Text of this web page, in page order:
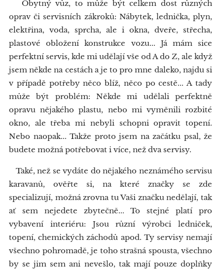
Obytný vůz, to může být celkem dost různých
oprav či servisních zákroků: Nábytek, lednička, plyn,
elektřina, voda, sprcha, ale i okna, dveře, střecha,
plastové obložení konstrukce vozu... Já mám sice
perfektní servis, kde mi udělají vše od A do Z, ale když
jsem někde na cestách a je to pro mne daleko, najdu si
v případě potřeby něco blíž, něco po cestě... A tady
může být problém: Někde mi udělali perfektně
opravu nějakého plastu, nebo mi vyměnili rozbité
okno, ale třeba mi nebyli schopni opravit topení.
Nebo naopak... Takže proto jsem na začátku psal, že
budete možná potřebovat i více, než dva servisy.
Také, než se vydáte do nějakého neznámého servisu
karavanů, ověřte si, na které značky se zde
specializují, možná zrovna tu Vaši značku nedělají, tak
ať sem nejedete zbytečně... To stejné platí pro
vybavení interiéru: Jsou různí výrobci ledniček,
topení, chemických záchodů apod. Ty servisy nemají
všechno pohromadě, je toho strašná spousta, všechno
by se jim sem ani nevešlo, tak mají pouze doplňky